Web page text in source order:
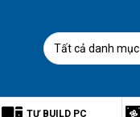
Tất cả danh mục
TỰ BUILD PC